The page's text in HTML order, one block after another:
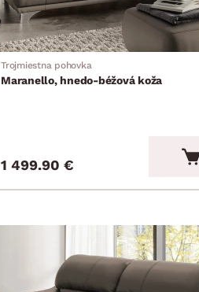
Trojmiestna pohovka
Maranello, hnedo-béžová koža
1 499.90 €